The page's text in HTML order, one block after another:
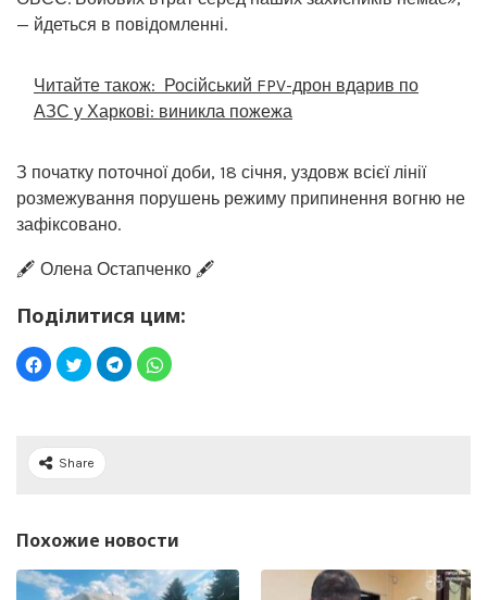
— йдеться в повідомленні.
Читайте також: Російський FPV-дрон вдарив по
АЗС у Харкові: виникла пожежа
З початку поточної доби, 18 січня, уздовж всієї лінії
розмежування порушень режиму припинення вогню не
зафіксовано.
🖋️ Олена Остапченко 🖋️
Поділитися цим:
Share
Похожие новости